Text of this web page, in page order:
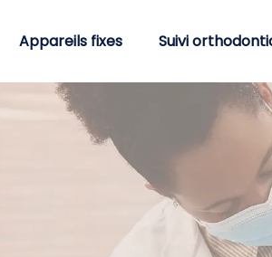
Appareils fixes Suivi